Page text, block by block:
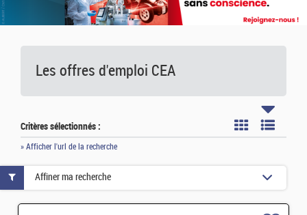
Les offres d'emploi CEA
Critères sélectionnés :
» Afficher l'url de la recherche
Affiner ma recherche